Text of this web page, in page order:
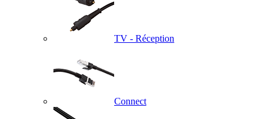
TV - Réception
Connect